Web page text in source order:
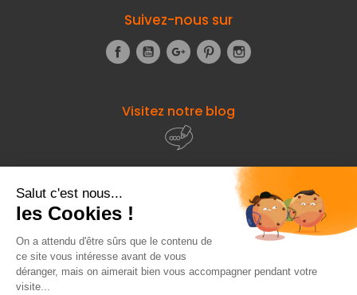
Suivez-nous sur
FacebookYouTubeGoogle+Pinterest
Visitez notre blog
À propos de
Fourniresto